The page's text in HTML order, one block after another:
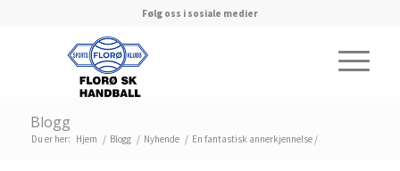
Følg oss i sosiale medier
Blogg
Du er her: Hjem / Blogg / Nyhende / En fantastisk annerkjennelse /